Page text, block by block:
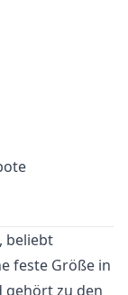
beliebt
feste Größe in
gehört zu den